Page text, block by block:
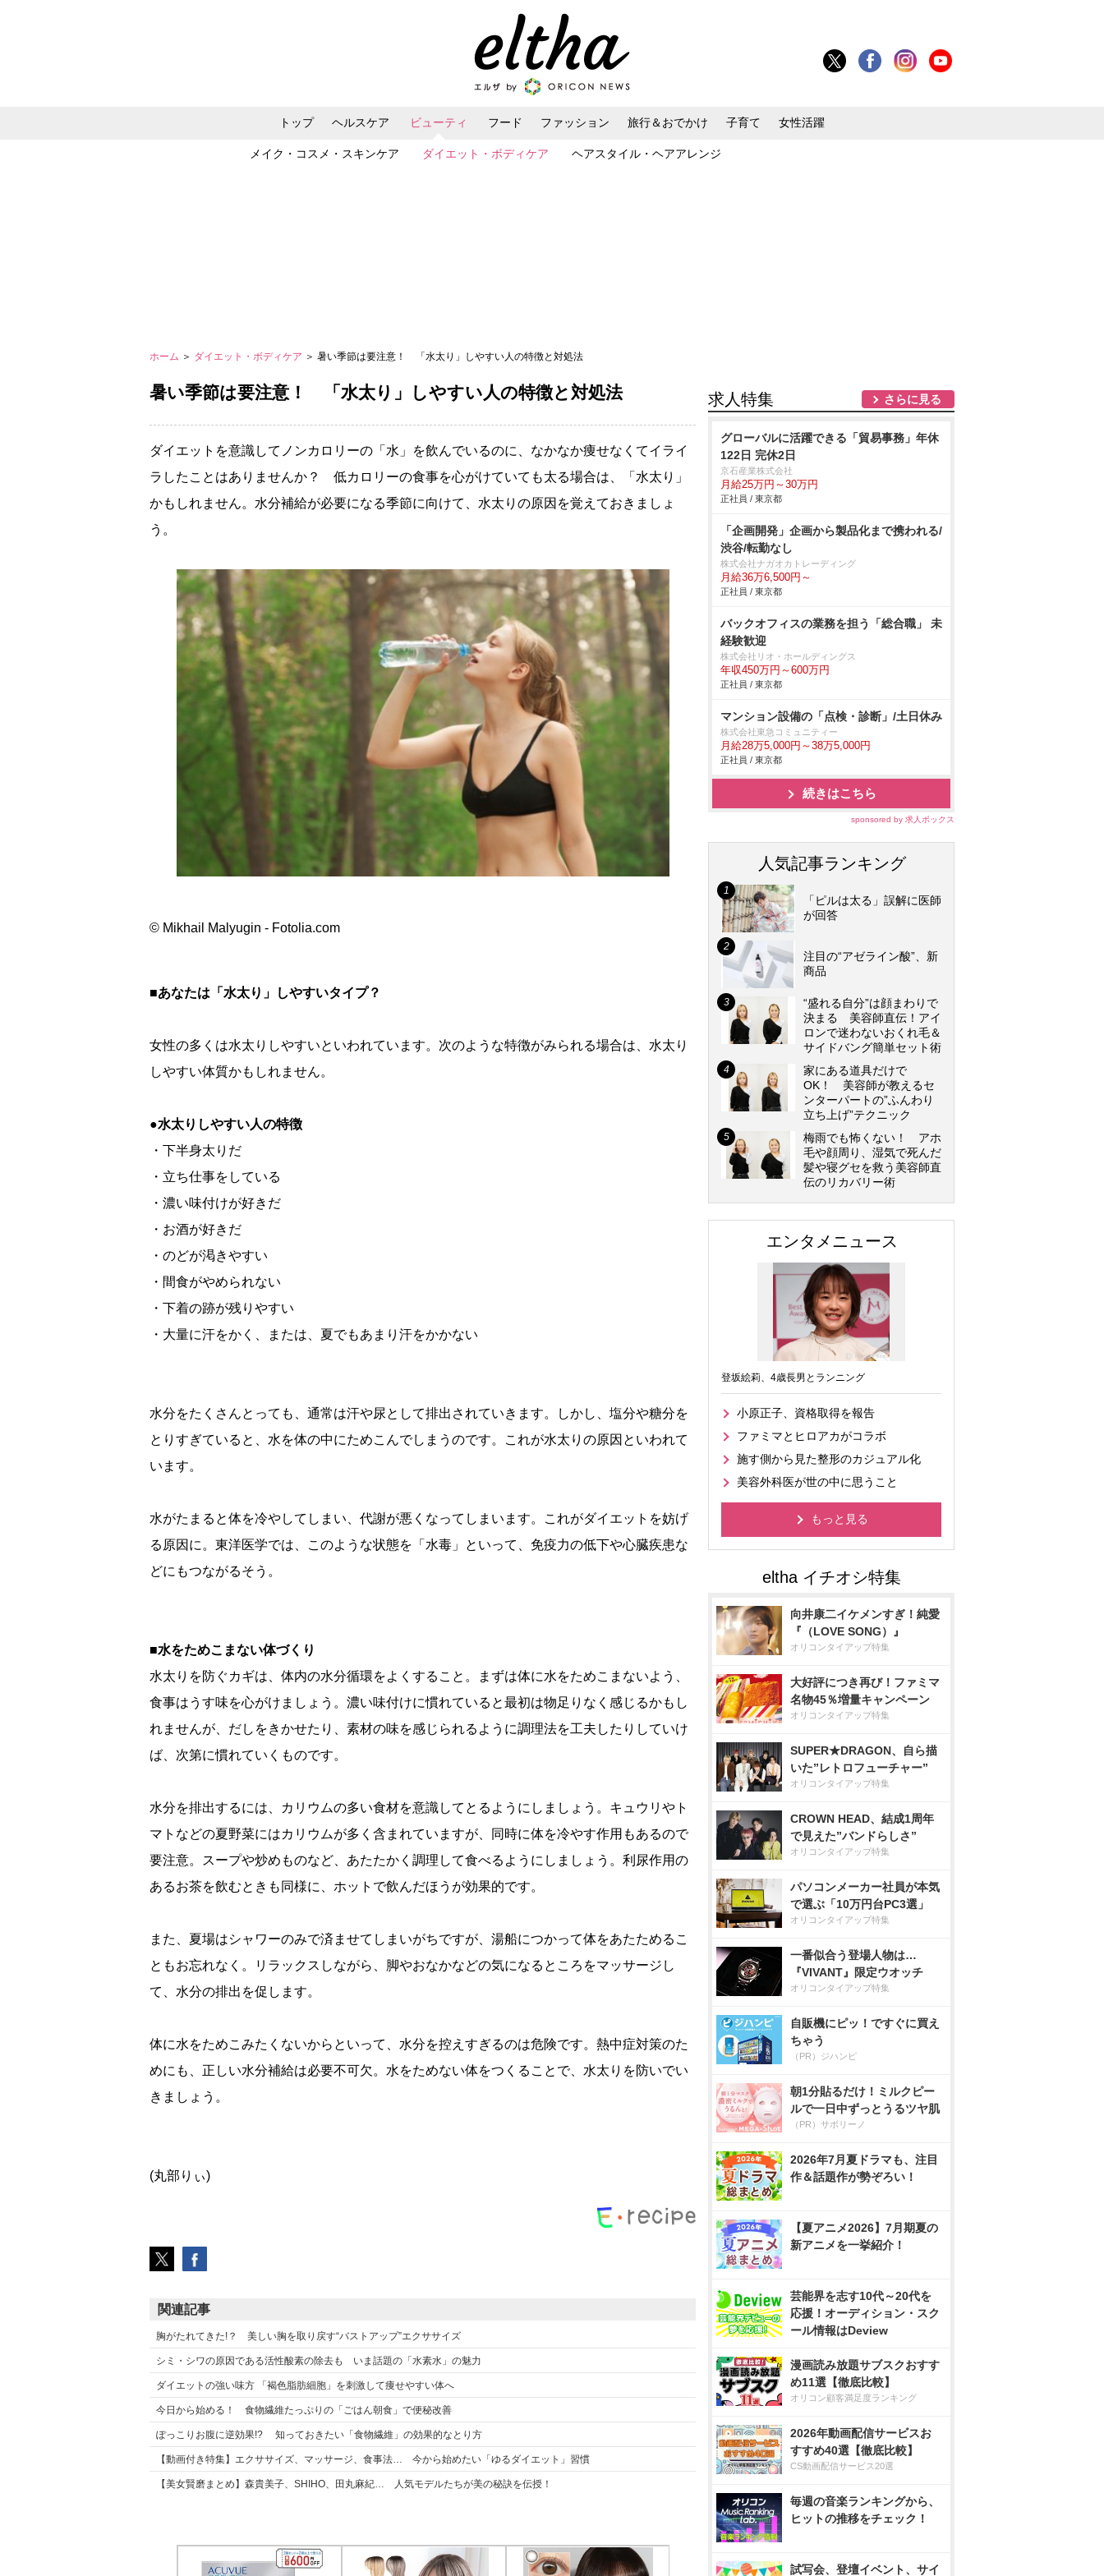
トップ ヘルスケア ビューティ
メイク・コスメ・スキンケア ダイエット・ボディケア ヘアスタイル・ヘアアレンジ
フード ファッション 旅行＆おでかけ 子育て 女性活躍
ホーム ＞ ダイエット・ボディケア ＞ 暑い季節は要注意！ 「水太り」しやすい人の特徴と対処法
暑い季節は要注意！ 「水太り」しやすい人の特徴と対処法
ダイエットを意識してノンカロリーの「水」を飲んでいるのに、なかなか痩せなくてイライ
ラしたことはありませんか？ 低カロリーの食事を心がけていても太る場合は、「水太り」
かもしれません。水分補給が必要になる季節に向けて、水太りの原因を覚えておきましょ
う。
© Mikhail Malyugin - Fotolia.com
■あなたは「水太り」しやすいタイプ？
女性の多くは水太りしやすいといわれています。次のような特徴がみられる場合は、水太り
しやすい体質かもしれません。
●水太りしやすい人の特徴
・下半身太りだ
・立ち仕事をしている
・濃い味付けが好きだ
・お酒が好きだ
・のどが渇きやすい
・間食がやめられない
・下着の跡が残りやすい
・大量に汗をかく、または、夏でもあまり汗をかかない
水分をたくさんとっても、通常は汗や尿として排出されていきます。しかし、塩分や糖分を
とりすぎていると、水を体の中にためこんでしまうのです。これが水太りの原因といわれて
います。
水がたまると体を冷やしてしまい、代謝が悪くなってしまいます。これがダイエットを妨げ
る原因に。東洋医学では、このような状態を「水毒」といって、免疫力の低下や心臓疾患な
どにもつながるそう。
■水をためこまない体づくり
水太りを防ぐカギは、体内の水分循環をよくすること。まずは体に水をためこまないよう、
食事はうす味を心がけましょう。濃い味付けに慣れていると最初は物足りなく感じるかもし
れませんが、だしをきかせたり、素材の味を感じられるように調理法を工夫したりしていけ
ば、次第に慣れていくものです。
水分を排出するには、カリウムの多い食材を意識してとるようにしましょう。キュウリやト
マトなどの夏野菜にはカリウムが多く含まれていますが、同時に体を冷やす作用もあるので
要注意。スープや炒めものなど、あたたかく調理して食べるようにしましょう。利尿作用の
あるお茶を飲むときも同様に、ホットで飲んだほうが効果的です。
また、夏場はシャワーのみで済ませてしまいがちですが、湯船につかって体をあたためるこ
ともお忘れなく。リラックスしながら、脚やおなかなどの気になるところをマッサージし
て、水分の排出を促します。
体に水をためこみたくないからといって、水分を控えすぎるのは危険です。熱中症対策のた
めにも、正しい水分補給は必要不可欠。水をためない体をつくることで、水太りを防いでい
きましょう。
(丸部りぃ)
関連記事
胸がたれてきた!？ 美しい胸を取り戻す“バストアップ”エクササイズ
シミ・シワの原因である活性酸素の除去も いま話題の「水素水」の魅力
ダイエットの強い味方 「褐色脂肪細胞」を刺激して痩せやすい体へ
今日から始める！ 食物繊維たっぷりの「ごはん朝食」で便秘改善
ぽっこりお腹に逆効果!? 知っておきたい「食物繊維」の効果的なとり方
【動画付き特集】エクササイズ、マッサージ、食事法… 今から始めたい「ゆるダイエット」習慣
【美女賢磨まとめ】森貴美子、SHIHO、田丸麻紀… 人気モデルたちが美の秘訣を伝授！
求人特集 さらに見る
グローバルに活躍できる「貿易事務」年休
122日 完休2日
京石産業株式会社
月給25万円～30万円
正社員 / 東京都
「企画開発」企画から製品化まで携われる/
渋谷/転勤なし
株式会社ナガオカトレーディング
月給36万6,500円～
正社員 / 東京都
バックオフィスの業務を担う「総合職」 未
経験歓迎
株式会社リオ・ホールディングス
年収450万円～600万円
正社員 / 東京都
マンション設備の「点検・診断」/土日休み
株式会社東急コミュニティー
月給28万5,000円～38万5,000円
正社員 / 東京都
続きはこちら
sponsored by 求人ボックス
人気記事ランキング
「ピルは太る」誤解に医師
が回答
注目の“アゼライン酸”、新
商品
“盛れる自分”は顔まわりで
決まる 美容師直伝！アイ
ロンで迷わないおくれ毛＆
サイドバング簡単セット術
家にある道具だけで
OK！ 美容師が教えるセ
ンターパートの”ふんわり
立ち上げ”テクニック
梅雨でも怖くない！ アホ
毛や顔周り、湿気で死んだ
髪や寝グセを救う美容師直
伝のリカバリー術
エンタメニュース
登坂絵莉、4歳長男とランニング
小原正子、資格取得を報告
ファミマとヒロアカがコラボ
施す側から見た整形のカジュアル化
美容外科医が世の中に思うこと
もっと見る
向井康二イケメンすぎ！純愛
『（LOVE SONG）』
オリコンタイアップ特集
大好評につき再び！ファミマ
名物45％増量キャンペーン
オリコンタイアップ特集
SUPER★DRAGON、自ら描
いた”レトロフューチャー”
オリコンタイアップ特集
CROWN HEAD、結成1周年
で見えた”バンドらしさ”
オリコンタイアップ特集
パソコンメーカー社員が本気
で選ぶ「10万円台PC3選」
オリコンタイアップ特集
一番似合う登場人物は…
『VIVANT』限定ウオッチ
オリコンタイアップ特集
自販機にピッ！ですぐに買え
ちゃう
（PR）ジハンピ
朝1分貼るだけ！ミルクピー
ルで一日中ずっとうるツヤ肌
（PR）サボリーノ
2026年7月夏ドラマも、注目
作＆話題作が勢ぞろい！
【夏アニメ2026】7月期夏の
新アニメを一挙紹介！
芸能界を志す10代～20代を
応援！オーディション・スク
ール情報はDeview
漫画読み放題サブスクおすす
め11選【徹底比較】
オリコン顧客満足度ランキング
2026年動画配信サービスお
すすめ40選【徹底比較】
CS動画配信サービス20選
毎週の音楽ランキングから、
ヒットの推移をチェック！
試写会、登壇イベント、サイ